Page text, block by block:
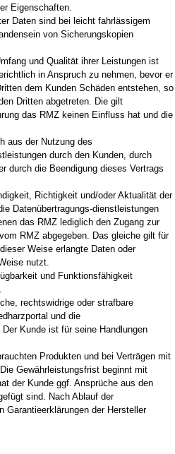
Eigenschaften.
Daten sind bei leicht fahrlässigem
von Sicherungskopien
und Qualität ihrer Leistungen ist
in Anspruch zu nehmen, bevor er
dem Kunden Schäden entstehen, so
Dritten abgetreten. Die gilt
das RMZ keinen Einfluss hat und die
aus der Nutzung des
durch den Kunden, durch
durch die Beendigung dieses Vertrags
Richtigkeit und/oder Aktualität der
Datenübertragungs-dienstleistungen
das RMZ lediglich den Zugang zur
RMZ abgegeben. Das gleiche gilt für
Weise erlangte Daten oder
nutzt.
und Funktionsfähigkeit
rechtswidrige oder strafbare
und die
Kunde ist für seine Handlungen
Produkten und bei Verträgen mit
Gewährleistungsfrist beginnt mit
der Kunde ggf. Ansprüche aus den
sind. Nach Ablauf der
Garantieerklärungen der Hersteller